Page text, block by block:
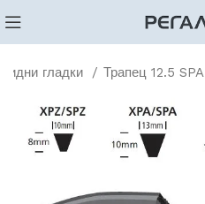
гладки Трапец 12.5 SPA